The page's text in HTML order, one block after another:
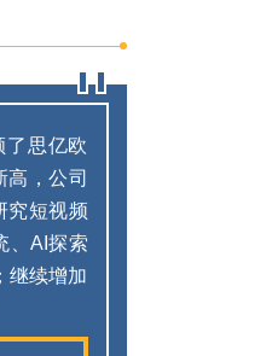
思亿欧
高，公司
究短视频
、AI探索
继续增加